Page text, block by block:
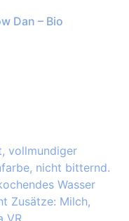
Dan – Bio